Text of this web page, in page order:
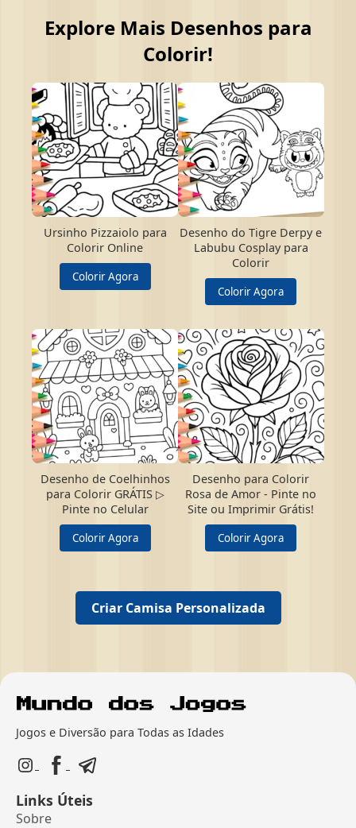
Explore Mais Desenhos para
Colorir!
Ursinho Pizzaiolo para
Colorir Online
Colorir Agora
Desenho do Tigre Derpy e
Labubu Cosplay para
Colorir
Colorir Agora
Desenho de Coelhinhos
para Colorir GRÁTIS ▷
Pinte no Celular
Colorir Agora
Desenho para Colorir
Rosa de Amor - Pinte no
Site ou Imprimir Grátis!
Colorir Agora
Criar Camisa Personalizada
Jogos e Diversão para Todas as Idades
Links Úteis
Sobre